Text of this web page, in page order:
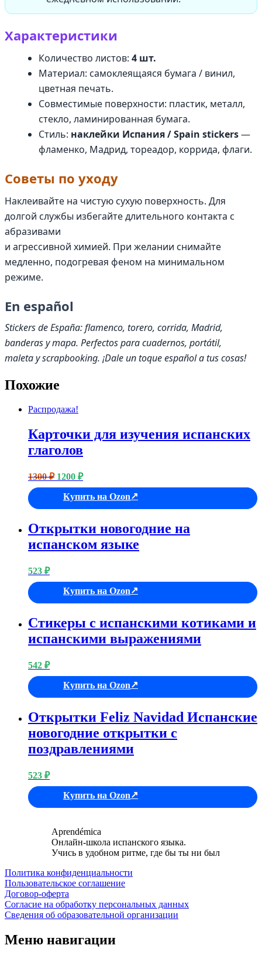
Характеристики
Количество листов: 4 шт.
Материал: самоклеящаяся бумага / винил,
цветная печать.
Совместимые поверхности: пластик, металл,
стекло, ламинированная бумага.
Стиль: наклейки Испания / Spain stickers—
фламенко, Мадрид, тореадор, коррида, флаги.
Советы по уходу
Наклеивайте на чистую сухую поверхность. Для
долгой службы избегайте длительного контакта с
абразивами
и агрессивной химией. При желании снимайте
медленно, подогревая феном на минимальном
режиме.
En español
Stickers de España: flamenco, torero, corrida, Madrid,
banderas y mapa. Perfectos para cuadernos, portátil,
maleta y scrapbooking. ¡Dale un toque español a tus cosas!
Похожие
Распродажа!
Карточки для изучения испанских
глаголов
1300₽ Первоначальная
составляла
1300 ₽.
1200 ₽Текущая
1200 ₽.
Купить на Ozon
Открытки новогодние на
испанском языке
523 ₽
Купить на Ozon
Стикеры с испанскими котиками и
испанскими выражениями
542 ₽
Купить на Ozon
Открытки Feliz Navidad Испанские
новогодние открытки с
поздравлениями
523 ₽
Купить на Ozon
Aprendémica
Онлайн-школа испанского языка.
Учись в удобном ритме, где бы ты ни был
Политика конфиденциальности
Пользовательское соглашение
Договор-оферта
Согласие на обработку персональных данных
Сведения об образовательной организации
Меню навигации